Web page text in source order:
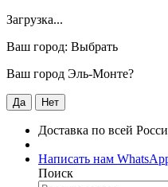
Загрузка...
Ваш город: Выбрать
Ваш город Эль-Монте?
Да Нет
Доставка по всей
Написать нам
Поиск